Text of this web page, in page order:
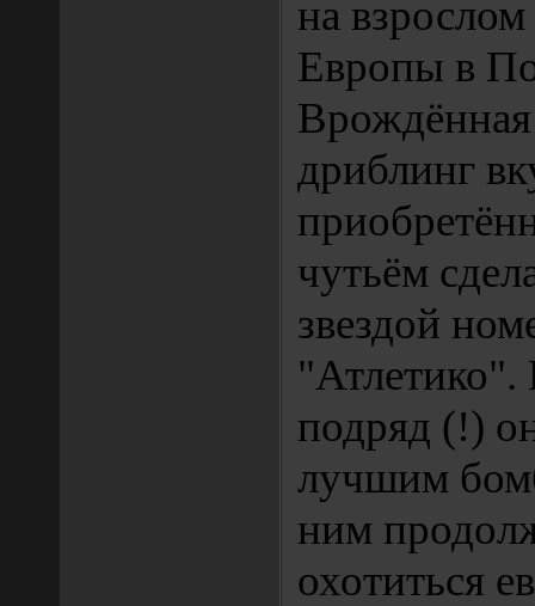
на
Европы в
Врождённая
дриблинг
чутьём
звездой
"Атлетико".
подряд (!)
лучшим
ним
охотиться